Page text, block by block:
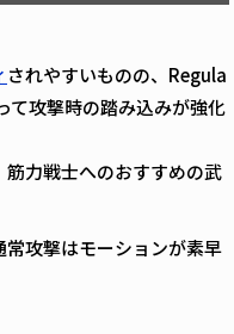
されやすいものの、Regula
て攻撃時の踏み込みが強化
力戦士へのおすすめの武
常攻撃はモーションが素早